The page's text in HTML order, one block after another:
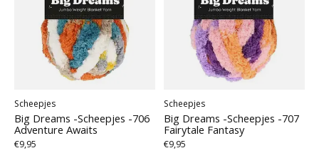
Scheepjes
Big Dreams -Scheepjes -706
Adventure Awaits
€9,95
Scheepjes
Big Dreams -Scheepjes -707
Fairytale Fantasy
€9,95